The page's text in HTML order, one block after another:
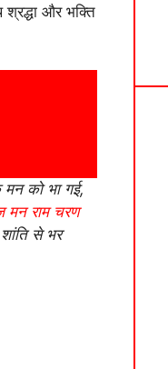
और भक्ति
को भा गई,
मन राम चरण
से भर